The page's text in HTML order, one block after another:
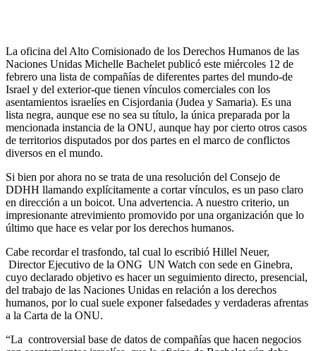
La oficina del Alto Comisionado de los Derechos Humanos de las
Naciones Unidas Michelle Bachelet publicó este miércoles 12 de
febrero una lista de compañías de diferentes partes del mundo-de
Israel y del exterior-que tienen vínculos comerciales con los
asentamientos israelíes en Cisjordania (Judea y Samaria). Es una
lista negra, aunque ese no sea su título, la única preparada por la
mencionada instancia de la ONU, aunque hay por cierto otros casos
de territorios disputados por dos partes en el marco de conflictos
diversos en el mundo.
Si bien por ahora no se trata de una resolución del Consejo de
DDHH llamando explícitamente a cortar vínculos, es un paso claro
en dirección a un boicot. Una advertencia. A nuestro criterio, un
impresionante atrevimiento promovido por una organización que lo
último que hace es velar por los derechos humanos.
Cabe recordar el trasfondo, tal cual lo escribió Hillel Neuer,
Director Ejecutivo de la ONG UN Watch con sede en Ginebra,
cuyo declarado objetivo es hacer un seguimiento directo, presencial,
del trabajo de las Naciones Unidas en relación a los derechos
humanos, por lo cual suele exponer falsedades y verdaderas afrentas
a la Carta de la ONU.
“La controversial base de datos de compañías que hacen negocios